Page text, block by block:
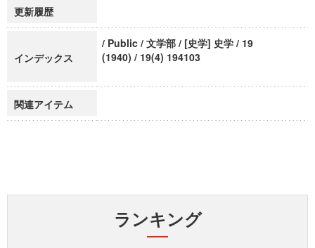
更新履歴
インデックス
/ Public / 文学部 / [史学] 史学 / 19
(1940) / 19(4) 194103
関連アイテム
ランキング